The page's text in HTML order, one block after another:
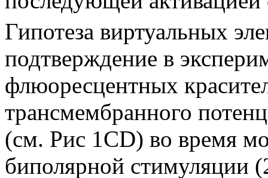
Гипотеза виртуальных
подтверждение в
флюорес­центных
трансмембранного
(см. Рис 1CD) во время
биполярной стимуляции